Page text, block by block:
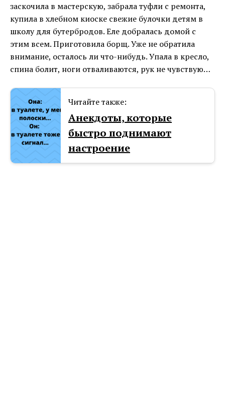
заскочила в мастерскую, забрала туфли с ремонта,
купила в хлебном киоске свежие булочки детям в
школу для бутербродов. Еле добралась домой с
этим всем. Приготовила борщ. Уже не обратила
внимание, осталось ли что-нибудь. Упала в кресло,
спина болит, ноги отваливаются, рук не чувствую…
Читайте также:
Анекдоты, которые
быстро поднимают
настроение